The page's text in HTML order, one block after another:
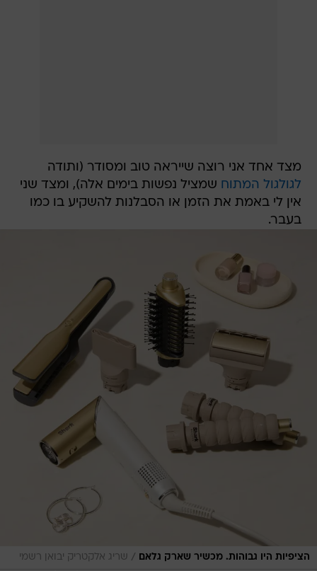
מצד אחד אני רוצה שייראה טוב ומסודר (ותודה
לגולגול המתוח שמציל נפשות בימים אלה), ומצד שני
אין לי באמת את הזמן או הסבלנות להשקיע בו כמו
בעבר.
הציפיות היו גבוהות. מכשיר שארק גלאם / שריג אלקטריק יבואן רשמי